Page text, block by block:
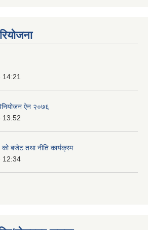
ऐन २०७६
13:52
बजेट तथा नीति कार्यक्रम
12:34